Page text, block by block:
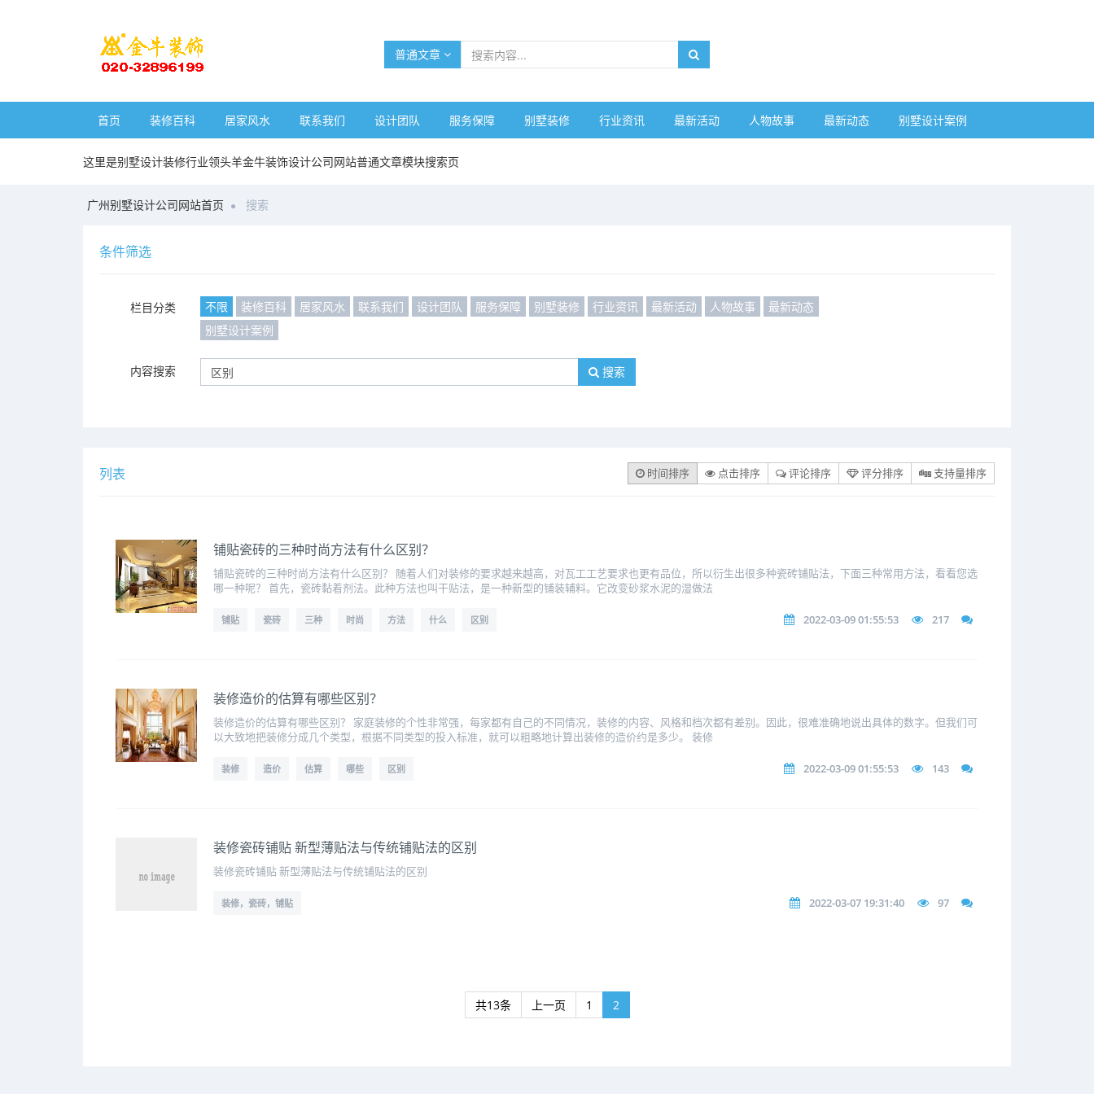
普通文章
首页 装修百科 居家风水 联系我们 设计团队 服务保障 别墅装修 行业资讯 最新活动 人物故事 最新动态 别墅设计案例
这里是别墅设计装修行业领头羊金牛装饰设计公司网站普通文章模块搜索页
广州别墅设计公司网站首页 搜索
条件筛选
栏目分类 不限 装修百科 居家风水 联系我们 设计团队 服务保障 别墅装修 行业资讯 最新活动 人物故事
最新动态
别墅设计案例
内容搜索 搜索
列表 时间排序 点击排序 评论排序 评分排序 支持量排序
铺贴瓷砖的三种时尚方法有什么区别？
铺贴瓷砖的三种时尚方法有什么区别？ 随着人们对装修的要求越来越高，对瓦工工艺要求也更有品位，所以衍生出很多种瓷砖铺贴法，下面三种常用方法，看看您选
哪一种呢？ 首先，瓷砖黏着剂法。此种方法也叫干贴法，是一种新型的铺装辅料。它改变砂浆水泥的湿做法
铺贴 瓷砖 三种 时尚 方法 什么 区别 2022-03-09 01:55:53 217
装修造价的估算有哪些区别？
装修造价的估算有哪些区别？ 家庭装修的个性非常强，每家都有自己的不同情况，装修的内容、风格和档次都有差别。因此，很难准确地说出具体的数字。但我们可
以大致地把装修分成几个类型，根据不同类型的投入标准，就可以粗略地计算出装修的造价约是多少。 装修
装修 造价 估算 哪些 区别 2022-03-09 01:55:53 143
装修瓷砖铺贴 新型薄贴法与传统铺贴法的区别
装修瓷砖铺贴 新型薄贴法与传统铺贴法的区别
装修，瓷砖，铺贴 2022-03-07 19:31:40 97
共13条 上一页 1 2